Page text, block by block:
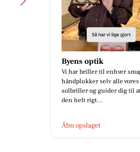
Byens optik
Vi har briller til enhver
håndplukker selv alle
solbriller og guider dig til
den helt rigt...
Åbn opslaget